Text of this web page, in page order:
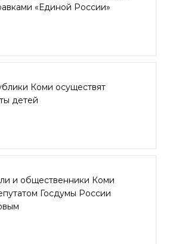
«Единой России»
Коми осуществят
детей
и общественники Коми
Госдумы России